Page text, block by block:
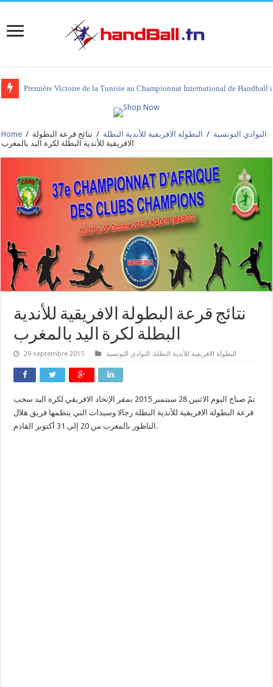
Première Victoire de la Tunisie au Championnat International de Handball
Home / النوادي التونسية / البطولة الافريقية للأندية البطلة / نتائج قرعة البطولة
الافريقية للأندية البطلة لكرة اليد بالمغرب
نتائج قرعة البطولة الافريقية للأندية
البطلة لكرة اليد بالمغرب
29 septembre 2015 البطولة الافريقية للأندية البطلة, النوادي التونسية
تمّ صباح اليوم الاثنين 28 سبتمبر 2015 بمقر الإتحاد الافريقي لكرة اليد سحب
قرعة البطولة الافريقية للأندية البطلة رجالا وسيدات التي ينظمها فريق هلال
الناظور بالمغرب من 20 إلى 31 أكتوبر القادم.